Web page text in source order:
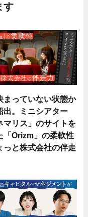
す
まっていない状態か
出。ミニシアター
マリス」のサイトを
「Orizm」の柔軟性
っと株式会社の伴走